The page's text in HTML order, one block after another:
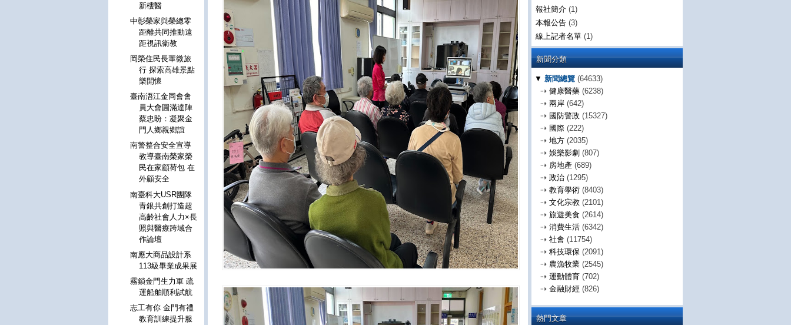
報社簡介 (1)
本報公告 (3)
線上記者名單 (1)
新聞分類
▼ 新聞總覽 (64633)
⇢ 健康醫藥 (6238)
⇢ 兩岸 (642)
⇢ 國防警政 (15327)
⇢ 國際 (222)
⇢ 地方 (2035)
⇢ 娛樂影劇 (807)
⇢ 房地產 (689)
⇢ 政治 (1295)
⇢ 教育學術 (8403)
⇢ 文化宗教 (2101)
⇢ 旅遊美食 (2614)
⇢ 消費生活 (6342)
⇢ 社會 (11754)
⇢ 科技環保 (2091)
⇢ 農漁牧業 (2545)
⇢ 運動體育 (702)
⇢ 金融財經 (826)
熱門文章
新樓醫
中彰榮家與榮總零
距離共同推動遠
距視訊衛教
岡榮住民長輩微旅
行 探索高雄景點
樂開懷
臺南浯江金同會會
員大會圓滿達陣
蔡忠盼：凝聚金
門人鄉親鄉誼
南警整合安全宣導
教導臺南榮家榮
民在家顧荷包 在
外顧安全
南臺科大USR團隊
青銀共創打造超
高齡社會人力×長
照與醫療跨域合
作論壇
南應大商品設計系
113級畢業成果展
霧鎖金門生力軍 疏
運船舶順利試航
志工有你 金門有禮
教育訓練提升服